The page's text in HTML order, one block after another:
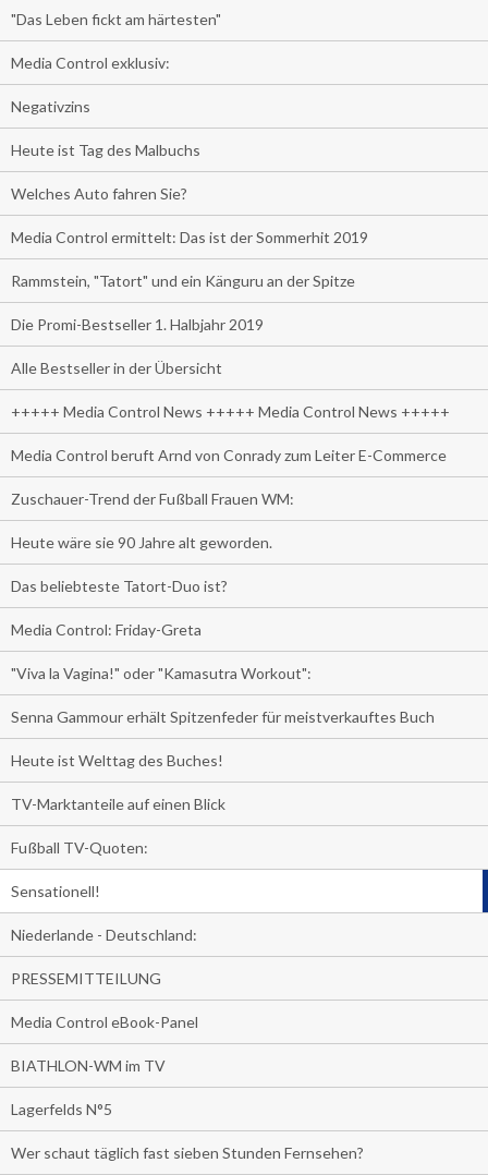
"Das Leben fickt am härtesten"
Media Control exklusiv:
Negativzins
Heute ist Tag des Malbuchs
Welches Auto fahren Sie?
Media Control ermittelt: Das ist der Sommerhit 2019
Rammstein, "Tatort" und ein Känguru an der Spitze
Die Promi-Bestseller 1. Halbjahr 2019
Alle Bestseller in der Übersicht
+++++ Media Control News +++++ Media Control News +++++
Media Control beruft Arnd von Conrady zum Leiter E-Commerce
Zuschauer-Trend der Fußball Frauen WM:
Heute wäre sie 90 Jahre alt geworden.
Das beliebteste Tatort-Duo ist?
Media Control: Friday-Greta
"Viva la Vagina!" oder "Kamasutra Workout":
Senna Gammour erhält Spitzenfeder für meistverkauftes Buch
Heute ist Welttag des Buches!
TV-Marktanteile auf einen Blick
Fußball TV-Quoten:
Sensationell!
Niederlande - Deutschland:
PRESSEMITTEILUNG
Media Control eBook-Panel
BIATHLON-WM im TV
Lagerfelds N°5
Wer schaut täglich fast sieben Stunden Fernsehen?